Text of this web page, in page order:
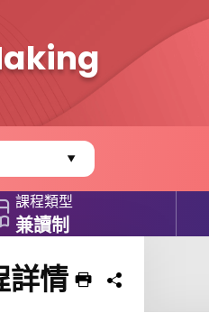
課程類型
兼讀制
詳情 列印 課程分享課程至